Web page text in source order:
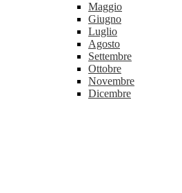
Maggio
Giugno
Luglio
Agosto
Settembre
Ottobre
Novembre
Dicembre